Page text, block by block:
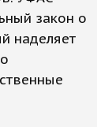
закон о
наделяет